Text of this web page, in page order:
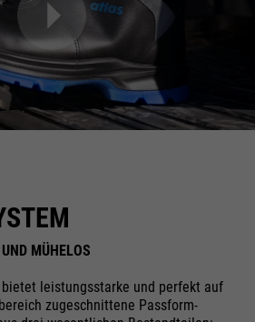
MÜHELOS
bietet leistungsstarke und perfekt auf
zugeschnittene Passform-